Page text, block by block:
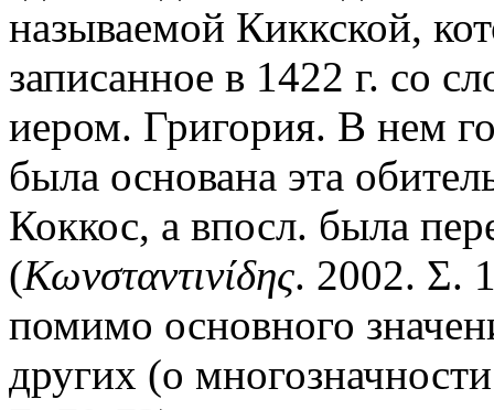
называемой Киккской,
записанное в 1422 г. со
иером. Григория. В нем
была основана эта
Коккос, а впосл. была
(Κωνσταντινίδης. 2002. Σ.
помимо основного
других (о